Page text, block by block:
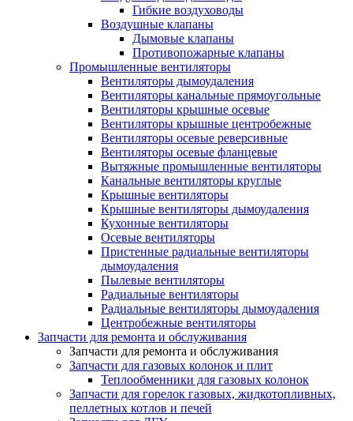
Гибкие воздуховоды
Воздушные клапаны
Дымовые клапаны
Противопожарные клапаны
Промышленные вентиляторы
Вентиляторы дымоудаления
Вентиляторы канальные прямоугольные
Вентиляторы крышные осевые
Вентиляторы крышные центробежные
Вентиляторы осевые реверсивные
Вентиляторы осевые фланцевые
Вытяжные промышленные вентиляторы
Канальные вентиляторы круглые
Крышные вентиляторы
Крышные вентиляторы дымоудаления
Кухонные вентиляторы
Осевые вентиляторы
Пристенные радиальные вентиляторы
дымоудаления
Пылевые вентиляторы
Радиальные вентиляторы
Радиальные вентиляторы дымоудаления
Центробежные вентиляторы
Запчасти для ремонта и обслуживания
Запчасти для ремонта и обслуживания
Запчасти для газовых колонок и плит
Теплообменники для газовых колонок
Запчасти для горелок газовых, жидкотопливных,
пеллетных котлов и печей